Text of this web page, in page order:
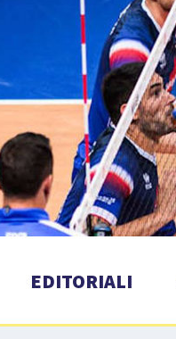
EDITORIALI